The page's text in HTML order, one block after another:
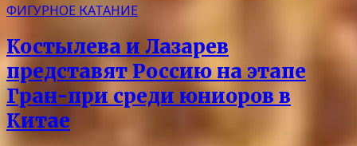
ФИГУРНОЕ КАТАНИЕ
Костылева и Лазарев
представят Россию на этапе
Гран-при среди юниоров в
Китае